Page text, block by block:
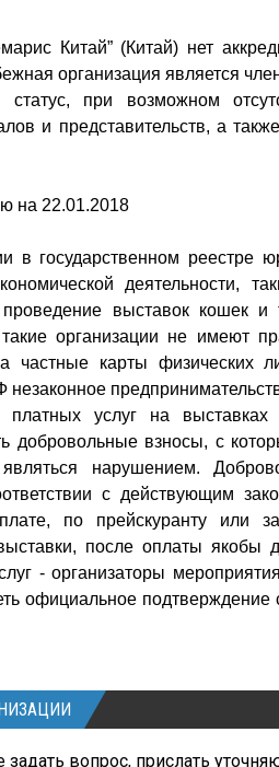
Китай” (Китай) нет
организация является
при возможном
и представительств, а
на 22.01.2018
в государственном реестре
деятельности,
выставок кошек
организации не имеют
карты физических
услуг на
добровольные взносы, с
являться нарушением.
с действующим
по прейскуранту или за
после оплаты якобы
- организаторы
официальное
вопрос, прислать